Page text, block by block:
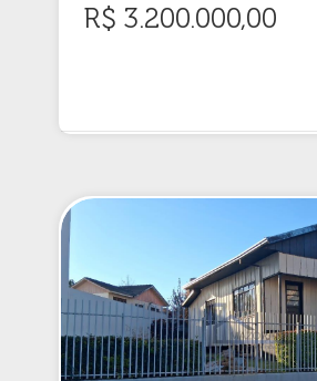
R$ 3.200.000,00